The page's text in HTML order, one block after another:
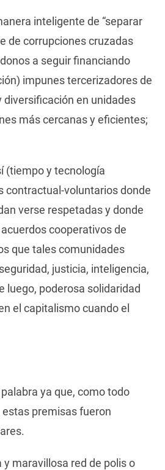
inteligente de “separar
de corrupciones cruzadas
a seguir financiando
impunes tercerizadores de
diversificación en unidades
más cercanas y eficientes;
(tiempo y tecnología
contractual-voluntarios donde
verse respetadas y donde
cooperativos de
que tales comunidades
justicia, inteligencia,
luego, poderosa solidaridad
el capitalismo cuando el
ya que, como todo
premisas fueron
maravillosa red de polis o